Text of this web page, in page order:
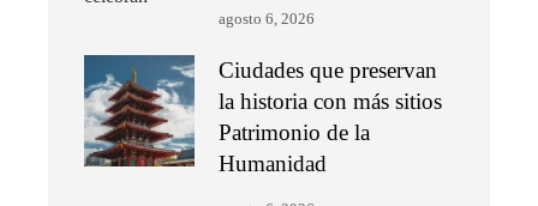
agosto 6, 2026
Ciudades que preservan
la historia con más sitios
Patrimonio de la
Humanidad